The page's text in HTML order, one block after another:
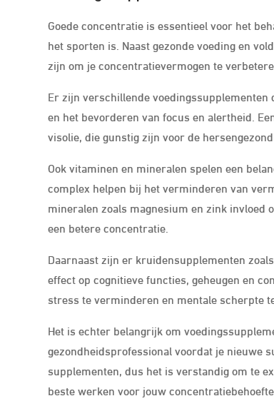
Goede concentratie is essentieel voor het
het sporten is. Naast gezonde voeding en
zijn om je concentratievermogen te
Er zijn verschillende
en het bevorderen van focus en alertheid.
visolie, die gunstig zijn voor de
Ook vitaminen en mineralen spelen een
complex helpen bij het verminderen van
mineralen zoals magnesium en zink
een betere concentratie.
Daarnaast zijn er kruidensupplementen
effect op cognitieve functies, geheugen en
stress te verminderen en mentale scherpte
Het is echter belangrijk om
gezondheidsprofessional voordat je nieuwe
supplementen, dus het is verstandig om te
beste werken voor jouw